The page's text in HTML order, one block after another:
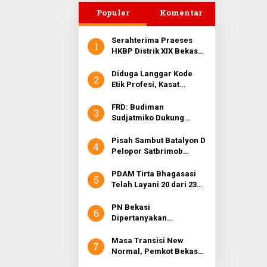
Sederhana
Populer Komentar
1
Serahterima Praeses
HKBP Distrik XIX Bekasi
Manurung.MTh ke
Pdt.Hendri Napitupulu.
2
Diduga Langgar Kode
Etik Profesi, Kasat
Dilaporkan ke Propam
Polri
3
FRD: Budiman
Sudjatmiko Dukung
Pertontonkan Politik
Oportunis
4
Pisah Sambut Batalyon D
Pelopor Satbrimob
5
PDAM Tirta Bhagasasi
Telah Layani 20 dari 23
Bekasi
6
PN Bekasi
Dipertanyakan
Penegakan Hukum
7
Masa Transisi New
Normal, Pemkot Bekasi